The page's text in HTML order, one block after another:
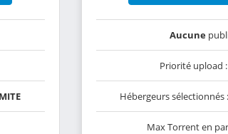
Aucune
Priorité upload :
Hébergeurs sélectionnés :
Max Torrent en